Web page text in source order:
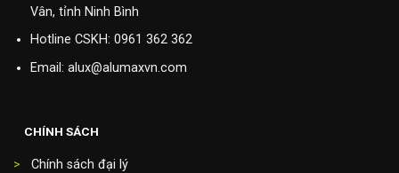
Vân, tỉnh Ninh Bình
Hotline CSKH: 0961 362 362
Email: alux@alumaxvn.com
CHÍNH SÁCH
> Chính sách đại lý